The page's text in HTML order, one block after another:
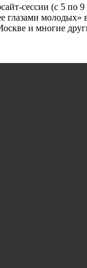
сессии (с 5
и многие